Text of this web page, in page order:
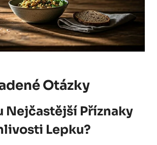
Otázky
Nejčastější Příznaky
Lepku?